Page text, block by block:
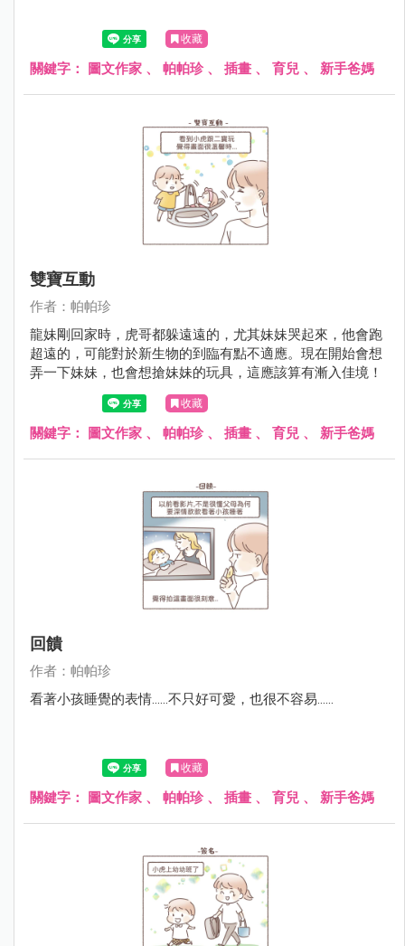
收藏
關鍵字： 圖文作家 、 帕帕珍、 插畫 、 育兒 、 新手爸媽
雙寶互動
作者：帕帕珍
龍妹剛回家時，虎哥都躲遠遠的，尤其妹妹哭起來，他會跑
超遠的，可能對於新生物的到臨有點不適應。現在開始會想
弄一下妹妹，也會想搶妹妹的玩具，這應該算有漸入佳境！
收藏
關鍵字： 圖文作家 、 帕帕珍、 插畫 、 育兒 、 新手爸媽
回饋
作者：帕帕珍
看著小孩睡覺的表情......不只好可愛，也很不容易......
收藏
關鍵字： 圖文作家 、 帕帕珍、 插畫 、 育兒 、 新手爸媽